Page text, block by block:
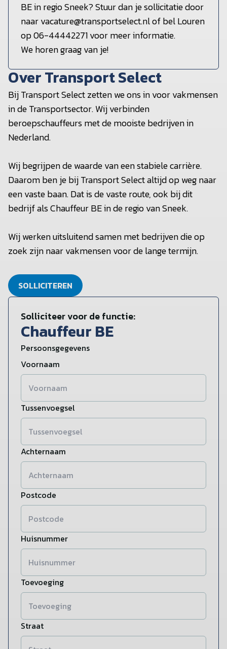
BE in regio Sneek? Stuur dan je sollicitatie door
naar vacature@transportselect.nl of bel Louren
op 06-44442271 voor meer informatie.
We horen graag van je!
Over Transport Select
Bij Transport Select zetten we ons in voor vakmensen
in de Transportsector. Wij verbinden
beroepschauffeurs met de mooiste bedrijven in
Nederland.
Wij begrijpen de waarde van een stabiele carrière.
Daarom ben je bij Transport Select altijd op weg naar
een vaste baan. Dat is de vaste route, ook bij dit
bedrijf als Chauffeur BE in de regio van Sneek.
Wij werken uitsluitend samen met bedrijven die op
zoek zijn naar vakmensen voor de lange termijn.
SOLLICITEREN
Solliciteer voor de functie:
Chauffeur BE
Persoonsgegevens
Voornaam
Tussenvoegsel
Achternaam
Postcode
Huisnummer
Toevoeging
Straat